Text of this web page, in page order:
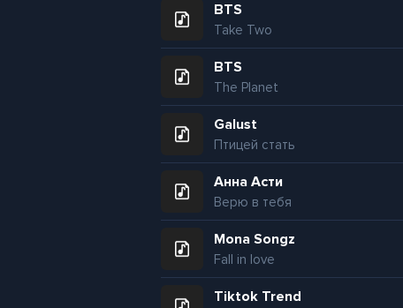
BTS
Take Two
BTS
The Planet
Galust
Птицей стать
Анна Асти
Верю в тебя
Mona Songz
Fall in love
Tiktok Trend